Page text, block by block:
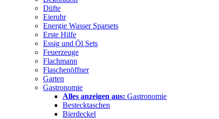
Düfte
Eieruhr
Energie Wasser Sparsets
Erste Hilfe
Essig und Öl Sets
Feuerzeuge
Flachmann
Flaschenöffner
Garten
Gastronomie
Alles anzeigen aus: Gastronomie
Bestecktaschen
Bierdeckel